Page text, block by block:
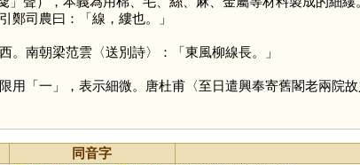
鄭司農曰：「線，縷也。」
。南朝梁范雲〈送別詩〉：「東風柳線長。」
用「一 」，表示細微。唐杜甫〈至日遣興奉寄舊閣老兩院
同音字